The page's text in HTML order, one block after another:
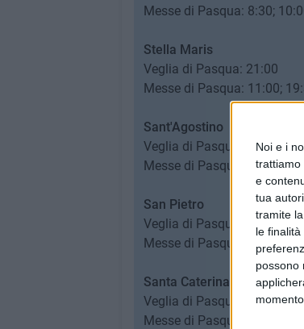
Noi e i
trattiamo
e
tua
tramite
le
possono
​Messe di Pasqua: 8:30;
Stella Maris
Veglia di Pasqua: 21:00
​Messe di Pasqua: 11:00;
Sant'Agostino
Veglia di Pasqua: 21:30
​Messe di Pasqua: 9:30;
San Pietro
Veglia di Pasqua: 21:30
​Messe di Pasqua: 10:00;
Santa Caterina
Veglia di Pasqua: 23:00
​Messe di Pasqua: 8:30;